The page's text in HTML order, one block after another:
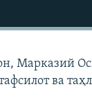
Марказий
ва